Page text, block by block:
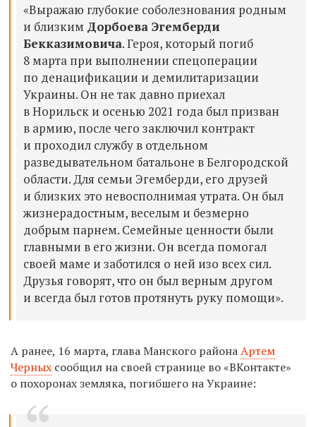
«Выражаю глубокие соболезнования родным
и близким Дорбоева Эгемберди
Бекказимовича. Героя, который погиб
8 марта при выполнении спецоперации
по денацификации и демилитаризации
Украины. Он не так давно приехал
в Норильск и осенью 2021 года был призван
в армию, после чего заключил контракт
и проходил службу в отдельном
разведывательном батальоне в Белгородской
области. Для семьи Эгемберди, его друзей
и близких это невосполнимая утрата. Он был
жизнерадостным, веселым и безмерно
добрым парнем. Семейные ценности были
главными в его жизни. Он всегда помогал
своей маме и заботился о ней изо всех сил.
Друзья говорят, что он был верным другом
и всегда был готов протянуть руку помощи».
А ранее, 16 марта, глава Манского районаАртем
Черных сообщил на своей странице во «ВКонтакте»
о похоронах земляка, погибшего на Украине: